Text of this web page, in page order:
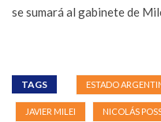
se sumará al gabinete de
TAGS ESTADO
JAVIER MILEI NICOLÁS